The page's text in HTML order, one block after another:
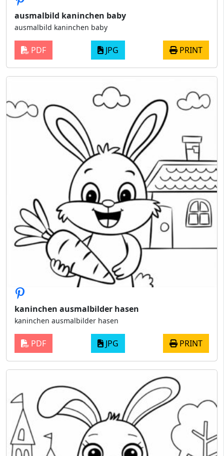
ausmalbild kaninchen baby
ausmalbild kaninchen baby
PDF JPG PRINT
kaninchen ausmalbilder hasen
kaninchen ausmalbilder hasen
PDF JPG PRINT